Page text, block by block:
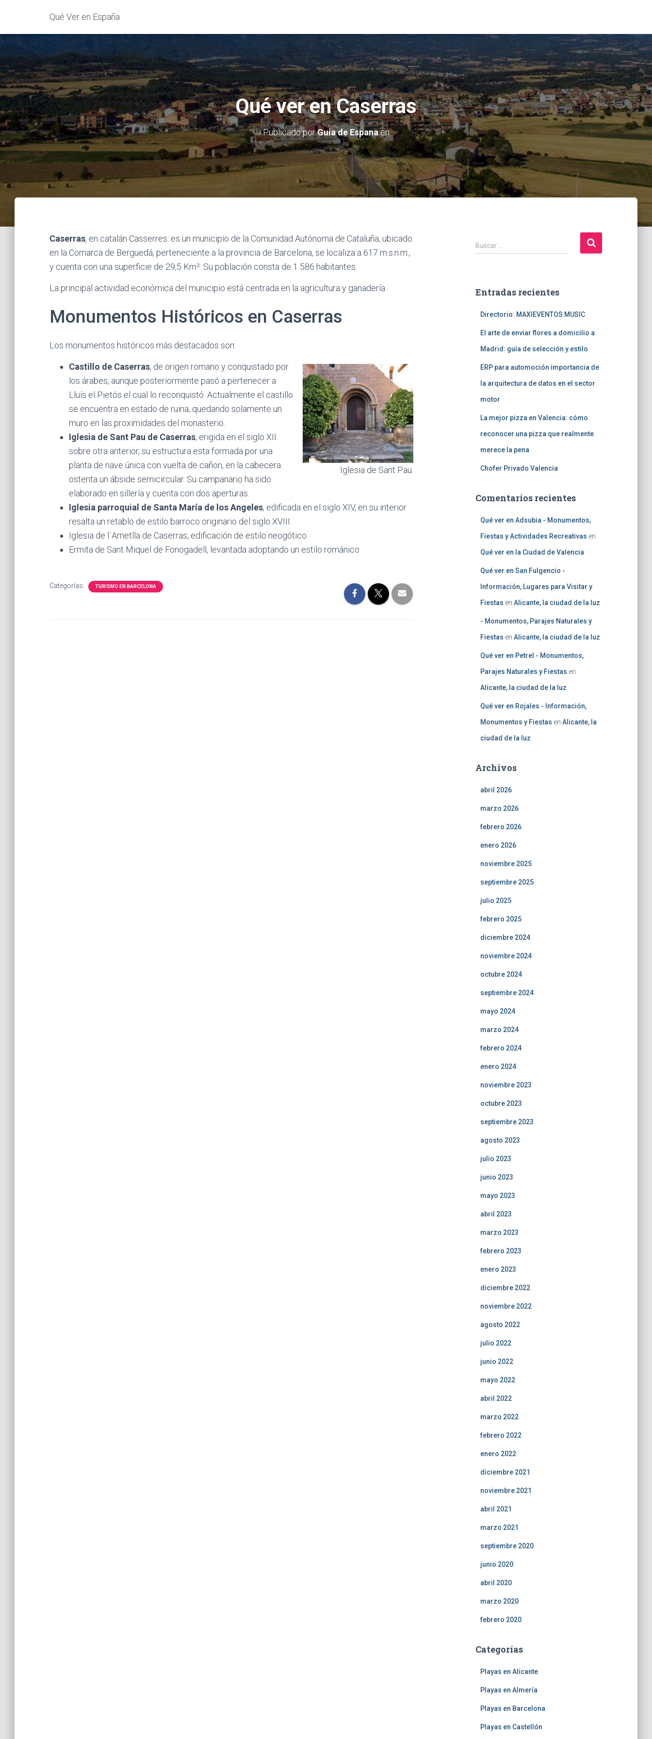
Qué Ver en España
Qué ver en Caserras
Publicado porGuia de Espanaen
Caserras, en catalán Casserres: es un municipio de la Comunidad Autónoma de Cataluña, ubicado
en la Comarca de Berguedá, perteneciente a la provincia de Barcelona, se localiza a 617 m.s.n.m.,
y cuenta con una superficie de 29,5 Km². Su población consta de 1 586 habitantes.
La principal actividad económica del municipio está centrada en la agricultura y ganadería.
Monumentos Históricos en Caserras
Los monumentos históricos más destacados son:
Iglesia de Sant Pau.
Castillo de Caserras, de origen romano y conquistado por
los árabes, aunque posteriormente pasó a pertenecer a
Lluís el Pietós el cual lo reconquistó. Actualmente el castillo
se encuentra en estado de ruina, quedando solamente un
muro en las proximidades del monasterio.
Iglesia de Sant Pau de Caserras, erigida en el siglo XII
sobre otra anterior, su estructura esta formada por una
planta de nave única con vuelta de cañon, en la cabecera
ostenta un ábside semicircular. Su campanario ha sido
elaborado en sillería y cuenta con dos aperturas.
Iglesia parroquial de Santa María de los Angeles, edificada en el siglo XIV, en su interior
resalta un retablo de estilo barroco originario del siglo XVIII.
Iglesia de l´Ametlla de Caserras, edificación de estilo neogótico.
Ermita de Sant Miquel de Fonogadell, levantada adoptando un estilo románico.
Categorías: TURISMO EN BARCELONA
B
u
r
Buscar …
Entradas recientes
Directorio: MAXIEVENTOS MUSIC
El arte de enviar flores a domicilio a
Madrid: guía de selección y estilo
ERP para automoción importancia de
la arquitectura de datos en el sector
motor
La mejor pizza en Valencia: cómo
reconocer una pizza que realmente
merece la pena
Chofer Privado Valencia
Comentarios recientes
Qué ver en Adsubia - Monumentos,
Fiestas y Actividades Recreativas en
Qué ver en la Ciudad de Valencia
Qué ver en San Fulgencio -
Información, Lugares para Visitar y
Fiestas en Alicante, la ciudad de la luz
- Monumentos, Parajes Naturales y
Fiestas en Alicante, la ciudad de la luz
Qué ver en Petrel - Monumentos,
Parajes Naturales y Fiestas en
Alicante, la ciudad de la luz
Qué ver en Rojales - Información,
Monumentos y Fiestas en Alicante, la
ciudad de la luz
Archivos
abril 2026
marzo 2026
febrero 2026
enero 2026
noviembre 2025
septiembre 2025
julio 2025
febrero 2025
diciembre 2024
noviembre 2024
octubre 2024
septiembre 2024
mayo 2024
marzo 2024
febrero 2024
enero 2024
noviembre 2023
octubre 2023
septiembre 2023
agosto 2023
julio 2023
junio 2023
mayo 2023
abril 2023
marzo 2023
febrero 2023
enero 2023
diciembre 2022
noviembre 2022
agosto 2022
julio 2022
junio 2022
mayo 2022
abril 2022
marzo 2022
febrero 2022
enero 2022
diciembre 2021
noviembre 2021
abril 2021
marzo 2021
septiembre 2020
junio 2020
abril 2020
marzo 2020
febrero 2020
Categorías
Playas en Alicante
Playas en Almería
Playas en Barcelona
Playas en Castellón